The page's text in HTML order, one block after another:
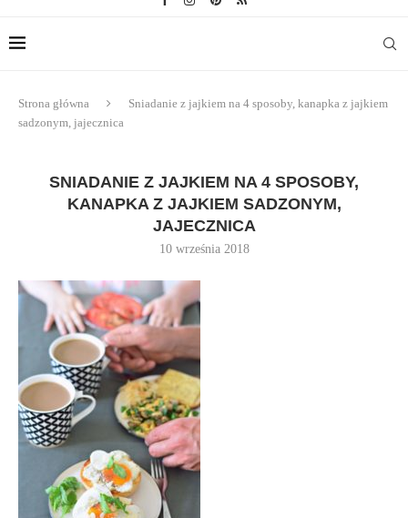
Strona główna
Sniadanie z jajkiem na 4 sposoby, kanapka z jajkiem
sadzonym, jajecznica
SNIADANIE Z JAJKIEM NA 4 SPOSOBY,
KANAPKA Z JAJKIEM SADZONYM,
JAJECZNICA
10 września 2018